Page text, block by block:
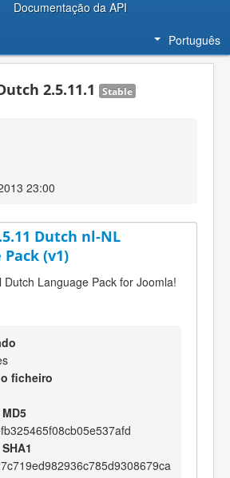
Documentação da API
Português
2.5.11.1 Stable
23:00
Dutch nl-NL
(v1)
Dutch Language Pack for Joomla!
ficheiro